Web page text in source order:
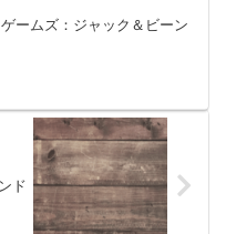
ームズ：ジャック＆ビーン
ド